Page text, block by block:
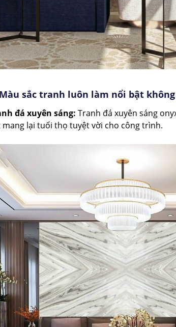
Màu sắc tranh luôn làm nổi bật
đá xuyên sáng: Tranh đá xuyên sáng
lại tuổi thọ tuyệt vời cho công trình.